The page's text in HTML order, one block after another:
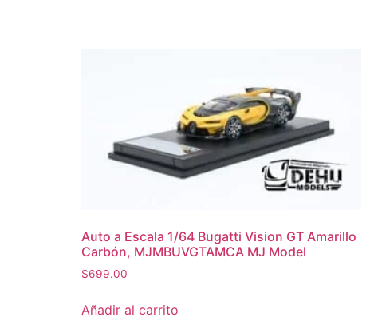
Auto a Escala 1/64 Bugatti Vision GT Amarillo
Carbón, MJMBUVGTAMCA MJ Model
$699.00
Añadir al carrito